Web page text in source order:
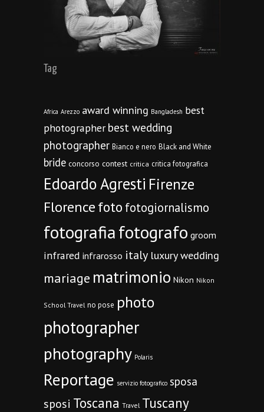
Tag
Africa Arezzo award winning Bangladesh best
photographer best wedding
photographer Bianco e nero Black and White
bride concorso contest critica critica fotografica
Edoardo Agresti Firenze
Florencefoto fotogiornalismo
fotografiafotografo groom
infrared infrarosso italy luxury wedding
mariage matrimonio Nikon Nikon
School Travel no pose photo
photographer
photography Polaris
Reportage servizio fotografico sposa
sposi Toscana Travel Tuscany